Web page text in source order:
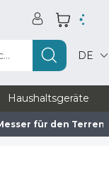
DE
Haushaltsgeräte
für den